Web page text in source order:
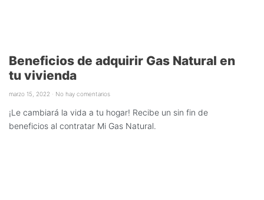
Beneficios de adquirir Gas Natural en
tu vivienda
marzo 15, 2022 No hay comentarios
¡Le cambiará la vida a tu hogar! Recibe un sin fin de
beneficios al contratar Mi Gas Natural.